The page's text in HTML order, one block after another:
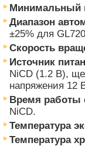
Минимальный
Диапазон
±25% для
Скорость
Источник
NiCD (1.2 В),
напряжения 12
Время работы
NiCD.
Температура
Температура